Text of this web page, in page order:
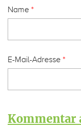
Name *
E-Mail-Adresse *